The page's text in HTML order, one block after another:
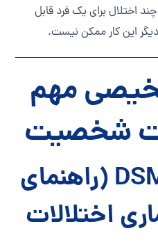
اختلال برای یک فرد قابل
این کار ممکن نیست.
مهم
شخصیت
۱. سیستم DSM-5 (راهنمای
اختلالات